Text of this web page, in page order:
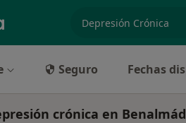
especialidad,
Seguro Fechas
crónica en